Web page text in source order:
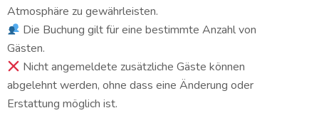
Atmosphäre zu gewährleisten.
Die Buchung gilt für eine bestimmte Anzahl von
Gästen.
Nicht angemeldete zusätzliche Gäste können
abgelehnt werden, ohne dass eine Änderung oder
Erstattung möglich ist.